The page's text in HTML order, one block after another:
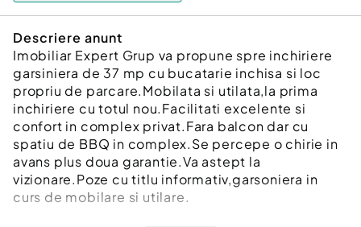
Descriere anunt
Imobiliar Expert Grup va propune spre inchiriere
garsiniera de 37 mp cu bucatarie inchisa si loc
propriu de parcare.Mobilata si utilata,la prima
inchiriere cu totul nou.Facilitati excelente si
confort in complex privat.Fara balcon dar cu
spatiu de BBQ in complex.Se percepe o chirie in
avans plus doua garantie.Va astept la
vizionare.Poze cu titlu informativ,garsoniera in
curs de mobilare si utilare.